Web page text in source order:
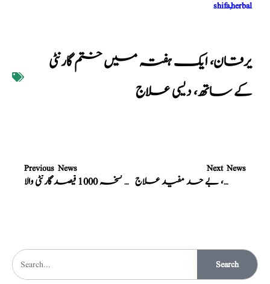
shifa,herbal
یرقان، ایک ہفتہ میں ختم گارنٹی
کے ساتھ، دیسی علاج
Previous News
یرقان، کالا یرقان، جادوئی نسخہ 1000 فیصد گارنٹی والا
Next News
ہر قسم کے یرقان کیلئے، بے حد مفید علاج
Search